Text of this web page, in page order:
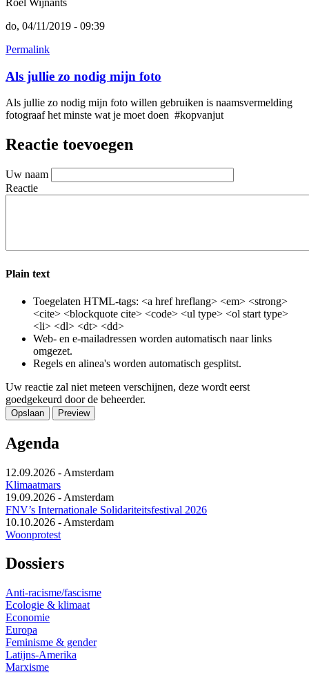
Roel Wijnants
do, 04/11/2019 - 09:39
Permalink
Als jullie zo nodig mijn foto
Als jullie zo nodig mijn foto willen gebruiken is naamsvermelding
fotograaf het minste wat je moet doen #kopvanjut
Reactie toevoegen
Uw naam
Reactie
Plain text
Toegelaten HTML-tags: <a href hreflang> <em> <strong>
<cite> <blockquote cite> <code> <ul type> <ol start type>
<li> <dl> <dt> <dd>
Web- en e-mailadressen worden automatisch naar links
omgezet.
Regels en alinea's worden automatisch gesplitst.
Uw reactie zal niet meteen verschijnen, deze wordt eerst
goedgekeurd door de beheerder.
Agenda
12.09.2026 - Amsterdam
Klimaatmars
19.09.2026 - Amsterdam
FNV’s Internationale Solidariteitsfestival 2026
10.10.2026 - Amsterdam
Woonprotest
Dossiers
Anti-racisme/fascisme
Ecologie & klimaat
Economie
Europa
Feminisme & gender
Latijns-Amerika
Marxisme